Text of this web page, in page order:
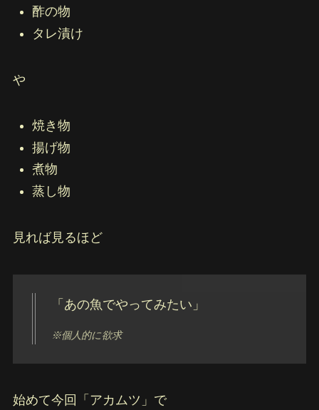
酢の物
タレ漬け
や
焼き物
揚げ物
煮物
蒸し物
見れば見るほど
「あの魚でやってみたい」
※個人的に欲求
始めて今回「アカムツ」で